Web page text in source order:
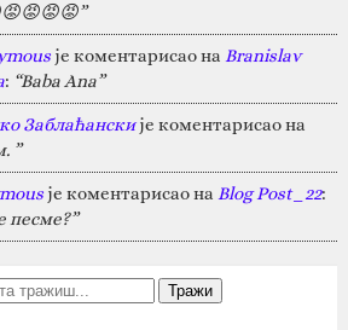
је коментарисао на Branislav
: “Baba Ana”
Заблаћанскије коментарисао на
”
је коментарисао на Blog Post_22:
песме?”